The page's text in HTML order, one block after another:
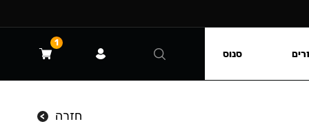
חזרה
סנוס
1